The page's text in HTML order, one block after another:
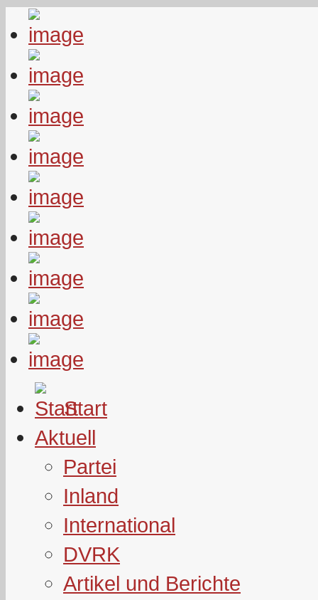
Start
Aktuell
Partei
Inland
International
DVRK
Artikel und Berichte